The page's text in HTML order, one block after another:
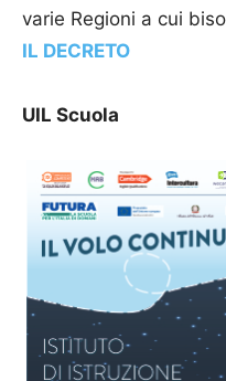
varie Regioni a cui
IL DECRETO
UIL Scuola